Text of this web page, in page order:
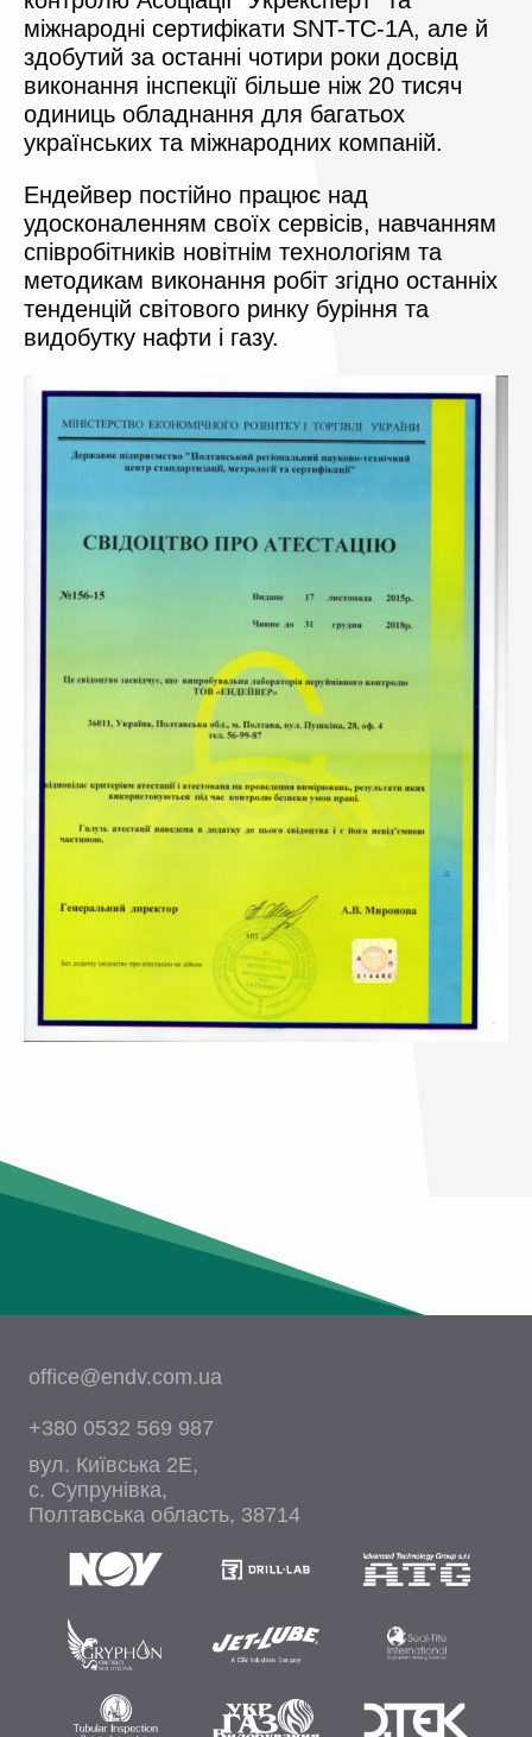
міжнародні сертифікати SNT-TC-1A, але й
здобутий за останні чотири роки досвід
виконання інспекції більше ніж 20 тисяч
одиниць обладнання для багатьох
українських та міжнародних компаній.
Ендейвер постійно працює над
удосконаленням своїх сервісів, навчанням
співробітників новітнім технологіям та
методикам виконання робіт згідно останніх
тенденцій світового ринку буріння та
видобутку нафти і газу.
office@endv.com.ua
+380 0532 569 987
вул. Київська 2Е,
c. Супрунівка,
Полтавська область, 38714